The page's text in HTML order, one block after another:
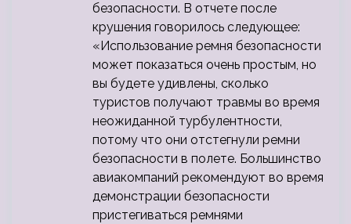
безопасности. В отчете после
крушения говорилось следующее:
«Использование ремня безопасности
может показаться очень простым, но
вы будете удивлены, сколько
туристов получают травмы во время
неожиданной турбулентности,
потому что они отстегнули ремни
безопасности в полете. Большинство
авиакомпаний рекомендуют во время
демонстрации безопасности
пристегиваться ремнями